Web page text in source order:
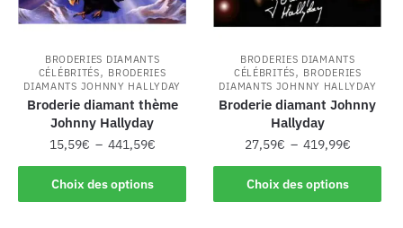
BRODERIES DIAMANTS
CÉLÉBRITÉS, BRODERIES
DIAMANTS JOHNNY HALLYDAY
Broderie diamant thème
Johnny Hallyday
15,59€ – 441,59€
Choix des options
BRODERIES DIAMANTS
CÉLÉBRITÉS, BRODERIES
DIAMANTS JOHNNY HALLYDAY
Broderie diamant Johnny
Hallyday
27,59€ – 419,99€
Choix des options